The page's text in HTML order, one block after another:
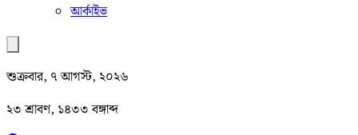
আর্কাইভ
শুক্রবার, ৭ আগস্ট, ২০২৬
২৩ শ্রাবণ, ১৪৩৩ বঙ্গাব্দ